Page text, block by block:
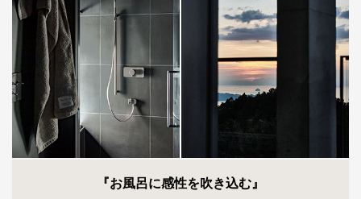
『お風呂に感性を吹き込む』